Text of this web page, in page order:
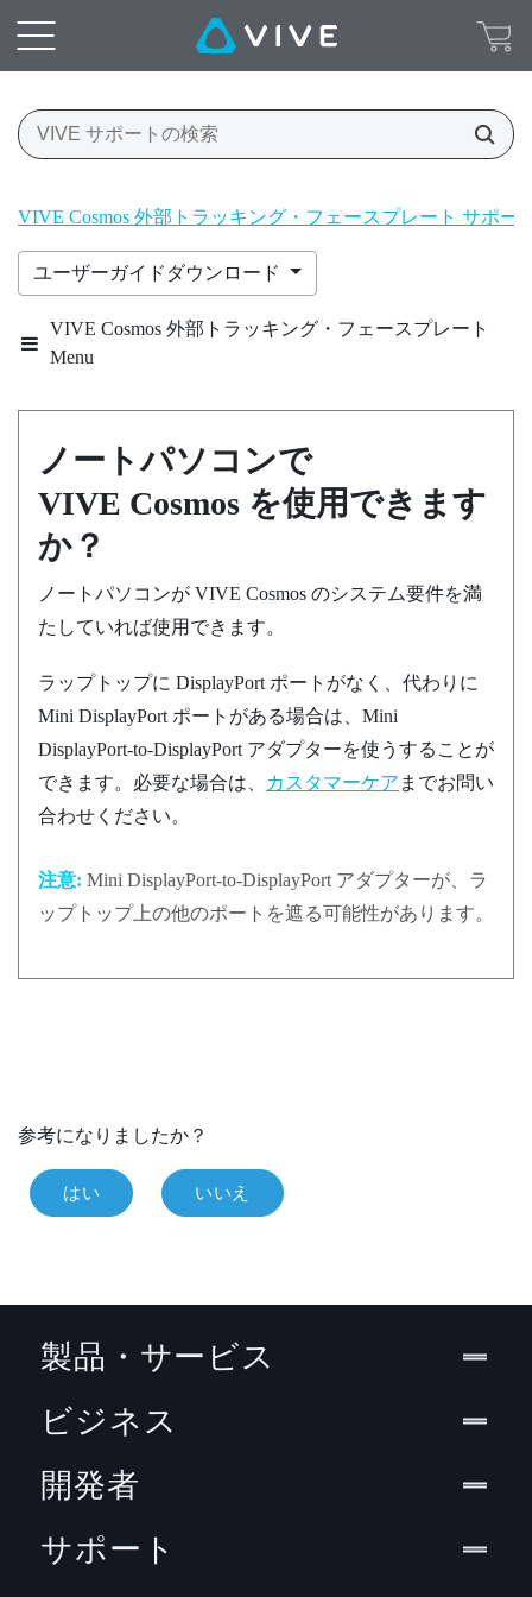
VIVE Cosmos 外部トラッキング・フェースプレート サポー
ユーザーガイドダウンロード
VIVE Cosmos 外部トラッキング・フェースプレート
Menu
ノートパソコンで
VIVE Cosmos を使用できます
か？
ノートパソコンが VIVE Cosmos のシステム要件を満
たしていれば使用できます。
ラップトップに DisplayPort ポートがなく、代わりに
Mini DisplayPort ポートがある場合は、Mini
DisplayPort-to-DisplayPort アダプターを使うすることが
できます。必要な場合は、
カスタマーケア までお問い
合わせください。
注意: Mini DisplayPort-to-DisplayPort アダプターが、ラ
ップトップ上の他のポートを遮る可能性があります。
参考になりましたか？
はい いいえ
製品・サービス
ビジネス
開発者
サポート